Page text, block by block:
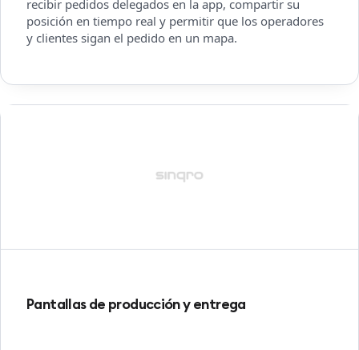
recibir pedidos delegados en la app, compartir su
posición en tiempo real y permitir que los operadores
y clientes sigan el pedido en un mapa.
Pantallas de producción y entrega